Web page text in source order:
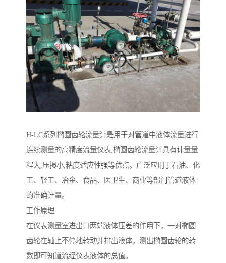
H-LC系列椭圆齿轮流量计是用于对管道中液体流量进行
连续测量的高精度流量仪表,椭圆齿轮流量计具有计量量
程大,压损小,粘度适应性强等优点。广泛应用于石油、化
工、轻工、冶金、食品、医卫生、商业等部门管道液体
的准确计量。
工作原理
在仪表测量室进出口两端液体压差的作用下，一对椭圆
齿轮在轴上不停地转动并排出液体，测出椭圆齿轮的转
数即可知道流经仪表液体的总值。